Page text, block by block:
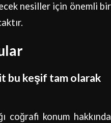
nesiller için önemli bir
bu keşif tam olarak
coğrafi konum hakkında